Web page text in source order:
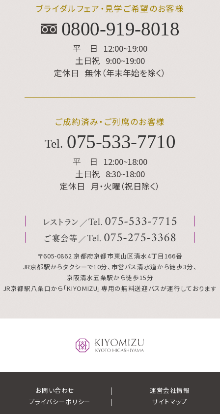
ブライダルフェア・見学ご希望のお客様
0800-919-8018
平 日
12:00~19:00
土日祝 9:00~19:00
定休日 無休（年末年始を除く）
ご成約済み・ご列席のお客様
Tel. 075-533-7710
平 日
12:00~18:00
土日祝 8:30~18:00
定休日
月・火曜（祝日除く）
レストラン Tel. 075-533-7715
ご宴会等 Tel. 075-275-3368
〒605-0862 京都府京都市東山区清水4丁目166番
JR京都駅からタクシーで10分、市営バス清水道から徒歩3分、
京阪清水五条駅から徒歩15分
JR京都駅八条口から「KIYOMIZU」専用の無料送迎バスが運行しております
お問い合わせ
運営会社情報
プライバシーポリシー
サイトマップ